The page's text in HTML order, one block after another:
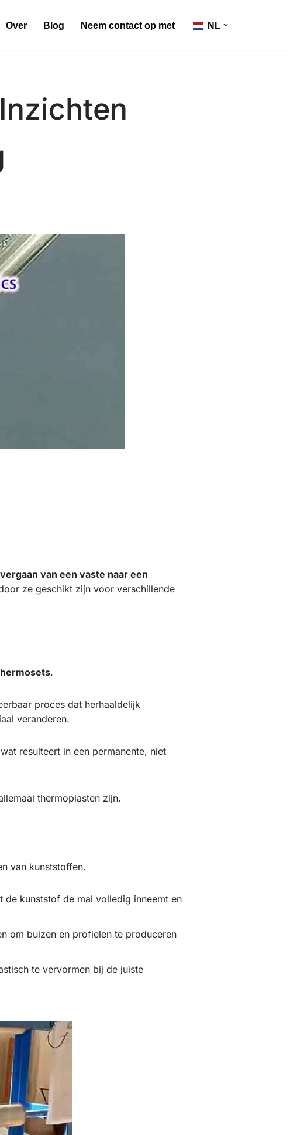
Over Blog Neem contact op met NL
van een vaste naar een
ze geschikt zijn voor verschillende
.
proces dat herhaaldelijk
veranderen.
resulteert in een permanente, niet
thermoplasten zijn.
van kunststoffen.
kunststof de mal volledig inneemt en
om buizen en profielen te produceren
te vervormen bij de juiste